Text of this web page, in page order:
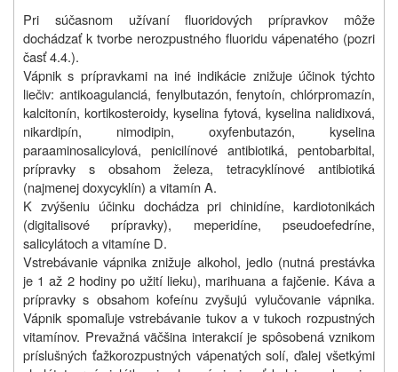
Pri súčasnom užívaní fluoridových prípravkov môže
dochádzať k tvorbe nerozpustného fluoridu vápenatého (pozri
časť 4.4.).
Vápnik s prípravkami na iné indikácie znižuje účinok týchto
liečiv: antikoagulanciá, fenylbutazón, fenytoín, chlórpromazín,
kalcitonín, kortikosteroidy, kyselina fytová, kyselina nalidixová,
nikardipín, nimodipin, oxyfenbutazón, kyselina
paraaminosalicylová, penicilínové antibiotiká, pentobarbital,
prípravky s obsahom železa, tetracyklínové antibiotiká
(najmenej doxycyklín) a vitamín A.
K zvýšeniu účinku dochádza pri chinidíne, kardiotonikách
(digitalisové prípravky), meperidíne, pseudoefedríne,
salicylátoch a vitamíne D.
Vstrebávanie vápnika znižuje alkohol, jedlo (nutná prestávka
je 1 až 2 hodiny po užití lieku), marihuana a fajčenie. Káva a
prípravky s obsahom kofeínu zvyšujú vylučovanie vápnika.
Vápnik spomaľuje vstrebávanie tukov a v tukoch rozpustných
vitamínov. Prevažná väčšina interakcií je spôsobená vznikom
príslušných ťažkorozpustných vápenatých solí, ďalej všetkými